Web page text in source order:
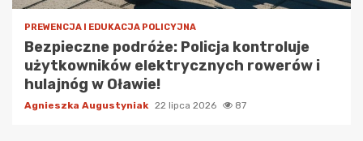
PREWENCJA I EDUKACJA POLICYJNA
Bezpieczne podróże: Policja kontroluje
użytkowników elektrycznych rowerów i
hulajnóg w Oławie!
Agnieszka Augustyniak 22 lipca 2026 87